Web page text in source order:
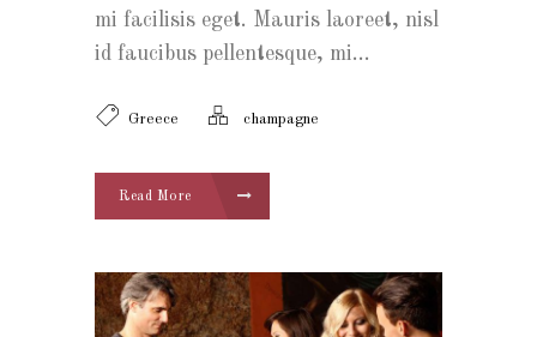
mi facilisis eget. Mauris laoreet, nisl
id faucibus pellentesque, mi...
Greece champagne
Read More